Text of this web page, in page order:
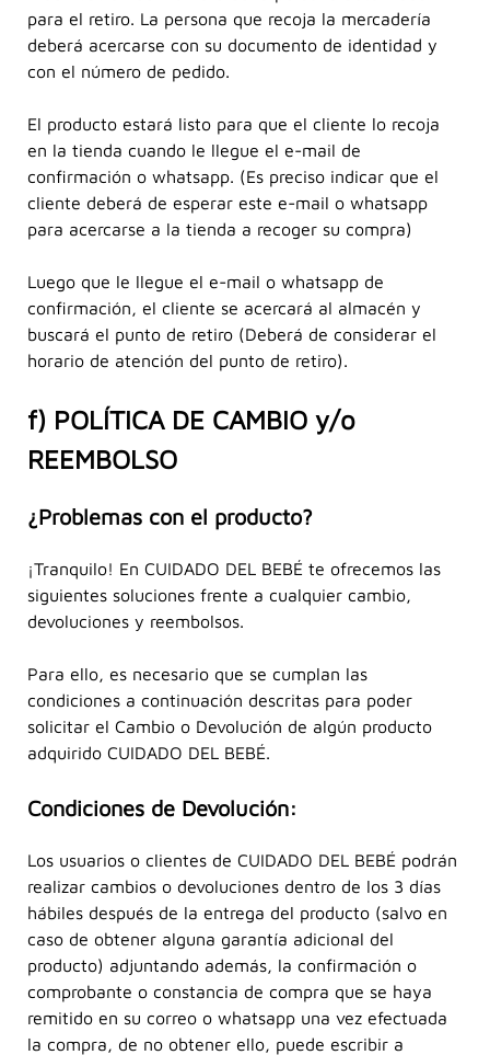
para el retiro. La persona que recoja la mercadería
deberá acercarse con su documento de identidad y
con el número de pedido.
El producto estará listo para que el cliente lo recoja
en la tienda cuando le llegue el e-mail de
confirmación o whatsapp. (Es preciso indicar que el
cliente deberá de esperar este e-mail o whatsapp
para acercarse a la tienda a recoger su compra)
Luego que le llegue el e-mail o whatsapp de
confirmación, el cliente se acercará al almacén y
buscará el punto de retiro (Deberá de considerar el
horario de atención del punto de retiro).
f) POLÍTICA DE CAMBIO y/o
REEMBOLSO
¿Problemas con el producto?
¡Tranquilo! En CUIDADO DEL BEBÉ te ofrecemos las
siguientes soluciones frente a cualquier cambio,
devoluciones y reembolsos.
Para ello, es necesario que se cumplan las
condiciones a continuación descritas para poder
solicitar el Cambio o Devolución de algún producto
adquirido CUIDADO DEL BEBÉ.
Condiciones de Devolución:
Los usuarios o clientes de CUIDADO DEL BEBÉ podrán
realizar cambios o devoluciones dentro de los 3 días
hábiles después de la entrega del producto (salvo en
caso de obtener alguna garantía adicional del
producto) adjuntando además, la confirmación o
comprobante o constancia de compra que se haya
remitido en su correo o whatsapp una vez efectuada
la compra, de no obtener ello, puede escribir a